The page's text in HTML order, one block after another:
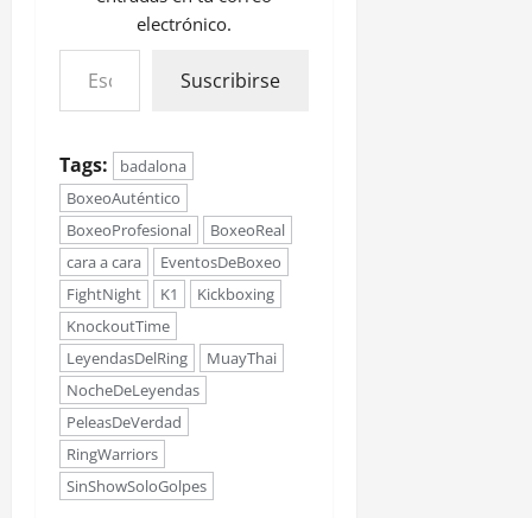
electrónico.
Suscribirse
Tags:
badalona
BoxeoAuténtico
BoxeoProfesional
BoxeoReal
cara a cara
EventosDeBoxeo
FightNight
K1
Kickboxing
KnockoutTime
LeyendasDelRing
MuayThai
NocheDeLeyendas
PeleasDeVerdad
RingWarriors
SinShowSoloGolpes